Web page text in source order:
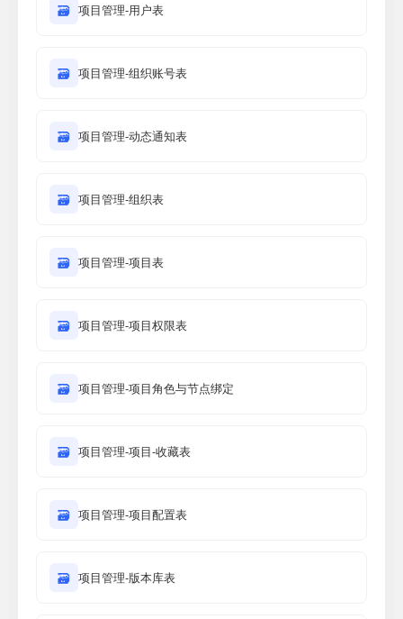
🗃 项目管理-用户表
🗃 项目管理-组织账号表
🗃 项目管理-动态通知表
🗃 项目管理-组织表
🗃 项目管理-项目表
🗃 项目管理-项目权限表
🗃 项目管理-项目角色与节点绑定
🗃 项目管理-项目-收藏表
🗃 项目管理-项目配置表
🗃 项目管理-版本库表